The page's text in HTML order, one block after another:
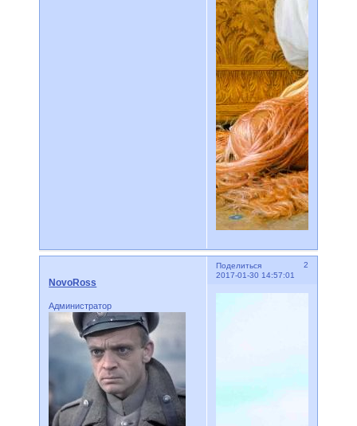
Поделиться
2
2017-01-30 14:57:01
NovoRoss
Администратор